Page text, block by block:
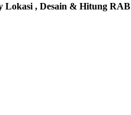
Lokasi , Desain & Hitung RAB